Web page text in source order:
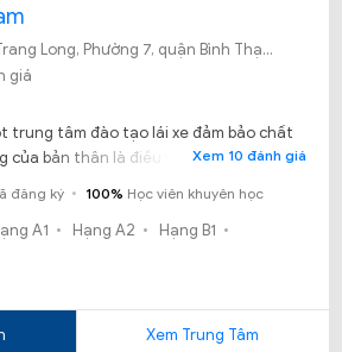
5/45 Nơ Trang Long, Phường 7, quận Bình Thạnh, TP. Hồ Chí Minh ( hẻm số 5 cạnh bệnh viện Ung Bướu)
giá
trung tâm đào tạo lái xe đảm bảo chất
của bản thân là điều vô cùng quan
Trung tâm dạy nghề tư thục lái xe Hải
có đảm bảo tỷ lệ đậu tại TP.HCM hay
Xem 10 đánh giá
đăng ký 100% Học viên khuyên học
A1 Hạng A2
Hạng B1
Xem Trung Tâm